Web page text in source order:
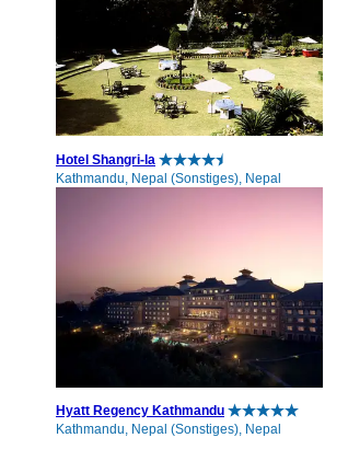
Hotel Shangri-la
Kathmandu, Nepal (Sonstiges), Nepal
Hyatt Regency Kathmandu
Kathmandu, Nepal (Sonstiges), Nepal